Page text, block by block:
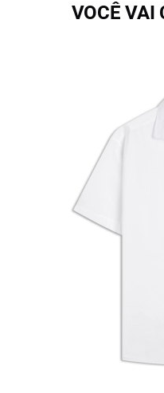
VOCÊ VAI